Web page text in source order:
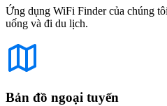
Ứng dụng WiFi Finder của chúng
uống và đi du lịch.
Bản đồ ngoại tuyến